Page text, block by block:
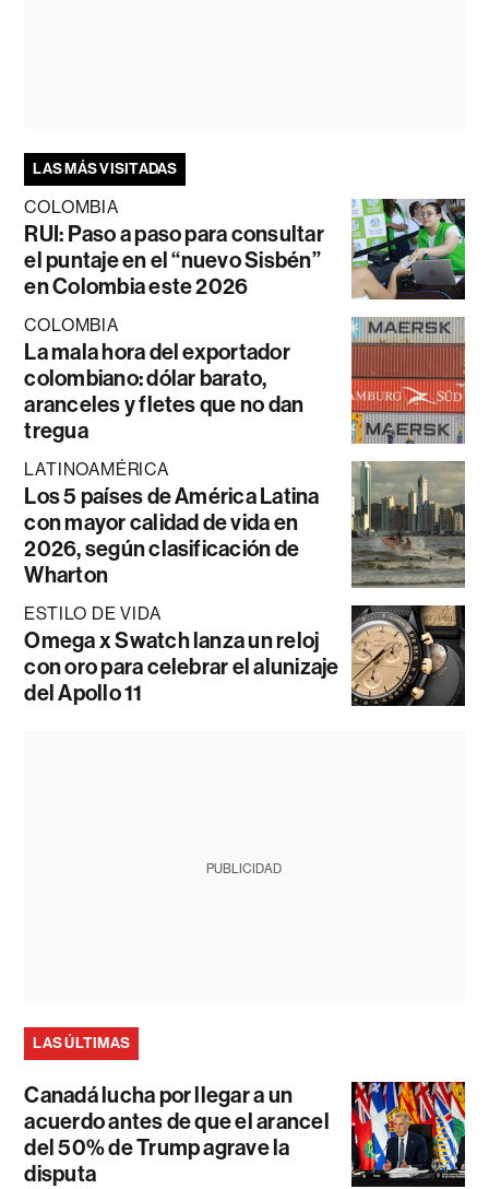
LAS MÁS VISITADAS
COLOMBIA
RUI: Paso a paso para consultar
el puntaje en el “nuevo Sisbén”
en Colombia este 2026
COLOMBIA
La mala hora del exportador
colombiano: dólar barato,
aranceles y fletes que no dan
tregua
LATINOAMÉRICA
Los 5 países de América Latina
con mayor calidad de vida en
2026, según clasificación de
Wharton
ESTILO DE VIDA
Omega x Swatch lanza un reloj
con oro para celebrar el alunizaje
del Apollo 11
PUBLICIDAD
LAS ÚLTIMAS
Canadá lucha por llegar a un
acuerdo antes de que el arancel
del 50% de Trump agrave la
disputa